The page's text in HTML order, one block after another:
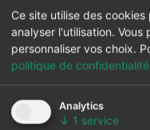
Ce site utilise des
analyser l'utilisation.
personnaliser vos choix.
politique de confidentialité
Analytics
↓ 1 service